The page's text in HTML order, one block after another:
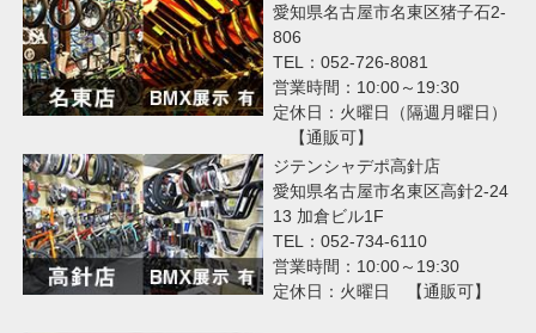
愛知県名古屋市名東区猪子石2-
806
TEL：052-726-8081
営業時間：10:00～19:30
定休日：火曜日（隔週月曜日）
【通販可】
ジテンシャデポ高針店
愛知県名古屋市名東区高針2-24
13 加倉ビル1F
TEL：052-734-6110
営業時間：10:00～19:30
定休日：火曜日 【通販可】